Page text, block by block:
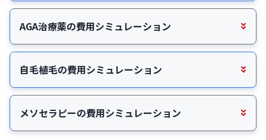
AGA治療薬の費用シミュレーション
自毛植毛の費用シミュレーション
メソセラピーの費用シミュレーション